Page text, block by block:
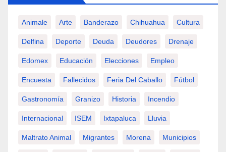
Animale Arte Banderazo Chihuahua Cultura
Delfina Deporte Deuda Deudores Drenaje
Edomex Educación Elecciones Empleo
Encuesta Fallecidos Feria Del Caballo Fútbol
Gastronomía Granizo Historia Incendio
Internacional ISEM Ixtapaluca Lluvia
Maltrato Animal Migrantes Morena Municipios